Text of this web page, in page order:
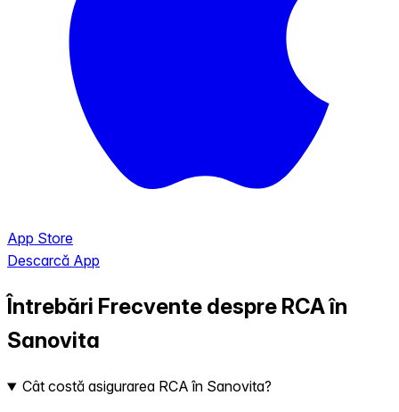
App Store
Descarcă App
Întrebări Frecvente despre RCA în
Sanovita
Cât costă asigurarea RCA în Sanovita?